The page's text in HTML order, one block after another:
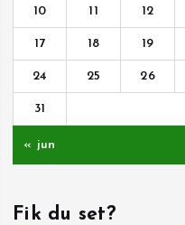
10 11 12
17 18 19
24 25 26
31
« jun
Fik du set?